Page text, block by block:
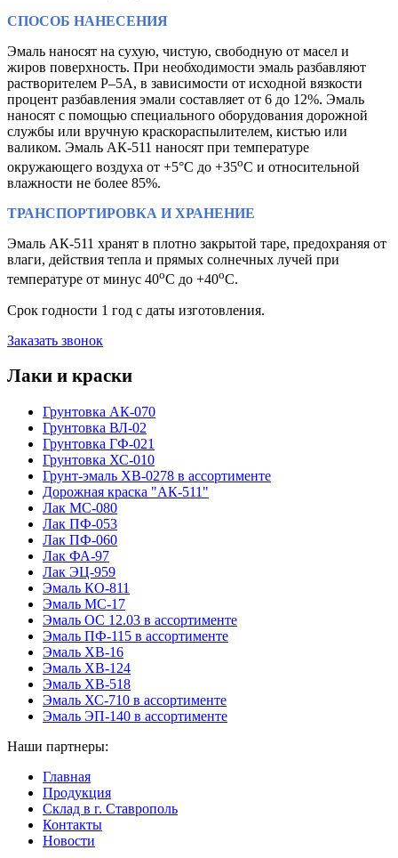
СПОСОБ НАНЕСЕНИЯ
Эмаль наносят на сухую, чистую, свободную от масел и
жиров поверхность. При необходимости эмаль разбавляют
растворителем Р–5А, в зависимости от исходной вязкости
процент разбавления эмали составляет от 6 до 12%. Эмаль
наносят с помощью специального оборудования дорожной
службы или вручную краскораспылителем, кистью или
валиком. Эмаль АК-511 наносят при температуре
окружающего воздуха от +5°С до +35оС и относительной
влажности не более 85%.
ТРАНСПОРТИРОВКА И ХРАНЕНИЕ
Эмаль АК-511 хранят в плотно закрытой таре, предохраняя от
влаги, действия тепла и прямых солнечных лучей при
температуре от минус 40оС до +40оС.
Срок годности 1 год с даты изготовления.
Заказать звонок
Лаки и краски
Грунтовка АК-070
Грунтовка ВЛ-02
Грунтовка ГФ-021
Грунтовка ХС-010
Грунт-эмаль ХВ-0278 в ассортименте
Дорожная краска "АК-511"
Лак МС-080
Лак ПФ-053
Лак ПФ-060
Лак ФА-97
Лак ЭЦ-959
Эмаль КО-811
Эмаль МС-17
Эмаль ОС 12.03 в ассортименте
Эмаль ПФ-115 в ассортименте
Эмаль ХВ-16
Эмаль ХВ-124
Эмаль ХВ-518
Эмаль ХС-710 в ассортименте
Эмаль ЭП-140 в ассортименте
Наши партнеры:
Главная
Продукция
Склад в г. Ставрополь
Контакты
Новости